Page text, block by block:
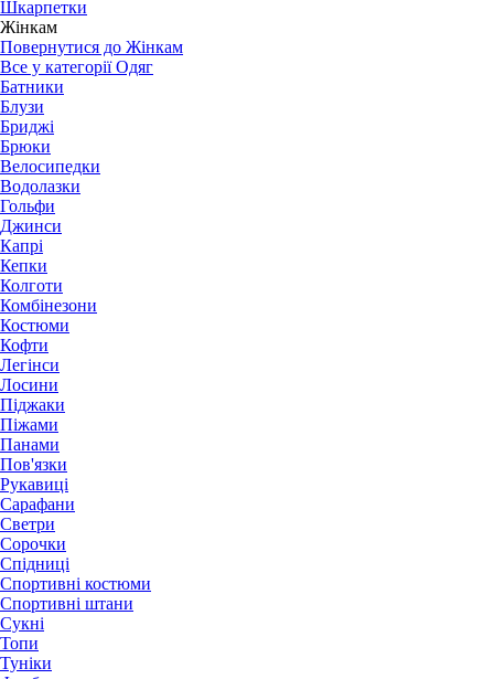
Шкарпетки
Жінкам
Повернутися до Жінкам
Все у категорії Одяг
Батники
Блузи
Бриджі
Брюки
Велосипедки
Водолазки
Гольфи
Джинси
Капрі
Кепки
Колготи
Комбінезони
Костюми
Кофти
Легінси
Лосини
Піджаки
Піжами
Панами
Пов'язки
Рукавиці
Сарафани
Светри
Сорочки
Спідниці
Спортивні костюми
Спортивні штани
Сукні
Топи
Туніки